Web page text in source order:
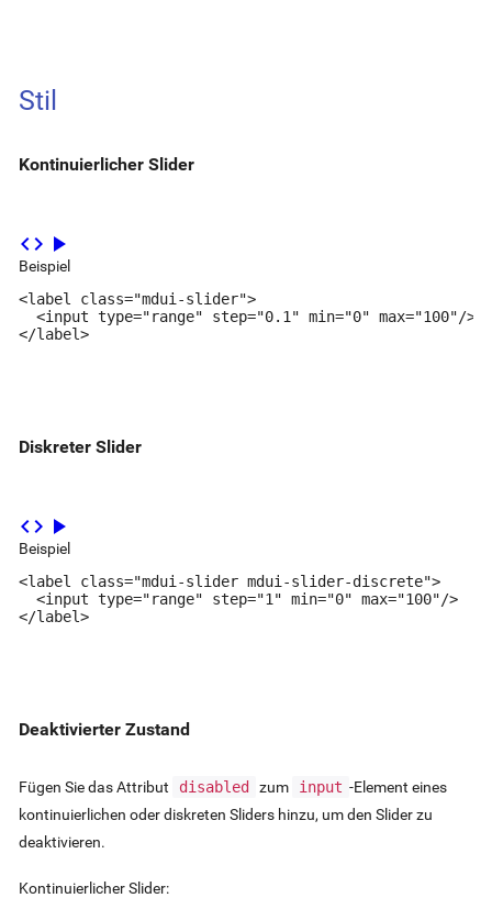
Stil
Kontinuierlicher Slider
code play_arrow
Beispiel
<label class="mdui-slider">
  <input type="range" step="0.1" min="0" max="100"/>
</label>
Diskreter Slider
code play_arrow
Beispiel
<label class="mdui-slider mdui-slider-discrete">
  <input type="range" step="1" min="0" max="100"/>
</label>
Deaktivierter Zustand
Fügen Sie das Attribut disabled zum input -Element eines
kontinuierlichen oder diskreten Sliders hinzu, um den Slider zu
deaktivieren.
Kontinuierlicher Slider: